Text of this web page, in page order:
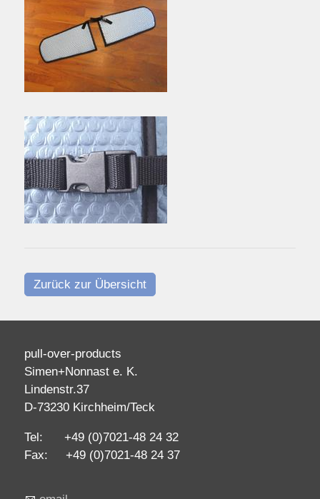
Zurück zur Übersicht
pull-over-products
Simen+Nonnast e. K.
Lindenstr.37
D-73230 Kirchheim/Teck
Tel: +49 (0)7021-48 24 32
Fax: +49 (0)7021-48 24 37